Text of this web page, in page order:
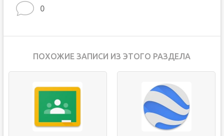
0
ПОХОЖИЕ ЗАПИСИ ИЗ ЭТОГО РАЗДЕЛА